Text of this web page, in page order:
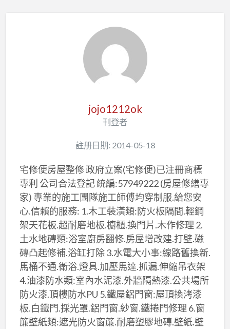
jojo1212ok
刊登者
註册日期: 2014-05-18
宅修便房屋整修 政府立案(宅修便)已注冊商標
專利 公司合法登記 統編:57949222 (房屋修繕專
家) 專業的施工團隊施工師傅均穿制服.給您安
心.信賴的服務: 1.木工裝潢類:防火板隔間.輕鋼
架天花板.超耐磨地板.櫥櫃.換門片.木作修理 2.
土水地磚類:浴室廚房翻修.房屋增改建.打壁.磁
磚凸起修補.浴缸打除 3.水電大小事:線路舊換新.
馬桶不通.衛浴.燈具.加壓馬達.抓漏.伸縮吊衣架
4.油漆防水類:室內水泥漆.外牆隔熱漆.公共場所
防火漆.頂樓防水PU 5.鐵屋鋁門窗:屋頂換洘漆
板.白鐵門.採光罩.鋁門窗.紗窗.鐵捲門修理 6.窗
簾壁紙類:遮光防火窗簾.耐磨塑膠地磚.壁紙.壁